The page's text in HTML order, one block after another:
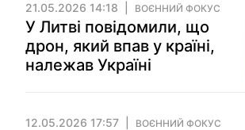
21.05.2026 14:18 ВОЄННИЙ ФОКУС
У Литві повідомили, що
дрон, який впав у країні,
належав Україні
12.05.2026 17:57 ВОЄННИЙ ФОКУС